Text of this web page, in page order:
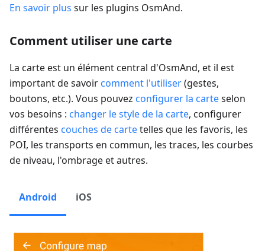
En savoir plus sur les plugins OsmAnd.
Comment utiliser une carte
La carte est un élément central d'OsmAnd, et il est
important de savoir comment l'utiliser(gestes,
boutons, etc.). Vous pouvez configurer la carteselon
vos besoins : changer le style de la carte, configurer
différentes couches de cartetelles que les favoris, les
POI, les transports en commun, les traces, les courbes
de niveau, l'ombrage et autres.
Android iOS